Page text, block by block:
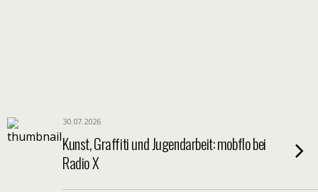
30.07.2026
Kunst, Graffiti und Jugendarbeit: mobflo bei
Radio X